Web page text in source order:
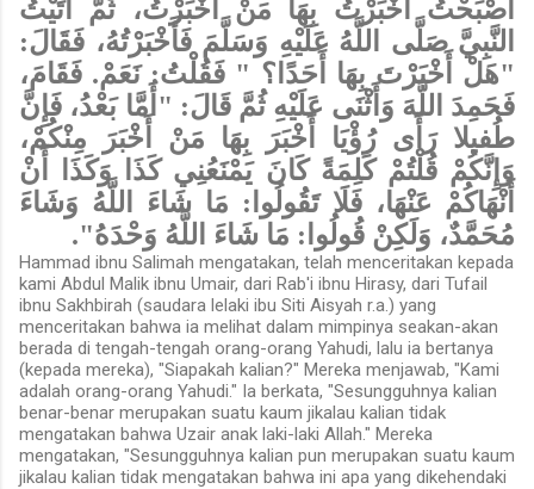
أَصْبَحْتُ أَخْبَرْتُ بِهَا مَنْ أَخْبَرْتُ، ثُمَّ أَتَيْتُ
النَّبِيَّ صَلَّى اللَّهُ عَلَيْهِ وَسَلَّمَ فَأَخْبَرْتُهُ، فَقَالَ:
"هَلْ أَخْبَرْتَ بِهَا أَحَدًا؟ " فَقُلْتُ: نَعَمْ. فَقَامَ،
فَحَمِدَ اللَّهَ وَأَثْنَى عَلَيْهِ ثُمَّ قَالَ: "أَمَّا بَعْدُ، فَإِنَّ
طُفيلا رَأَى رُؤْيَا أَخْبَرَ بِهَا مَنْ أَخْبَرَ مِنْكُمْ،
وَإِنَّكُمْ قُلْتُمْ كَلِمَةً كَانَ يَمْنَعُنِي كَذَا وَكَذَا أَنْ
أَنْهَاكُمْ عَنْهَا، فَلَا تَقُولُوا: مَا شَاءَ اللَّهُ وَشَاءَ
مُحَمَّدٌ، وَلَكِنْ قُولُوا: مَا شَاءَ اللَّهُ وَحْدَهُ".
Hammad ibnu Salimah mengatakan, telah menceritakan kepada
kami Abdul Malik ibnu Umair, dari Rab'i ibnu Hirasy, dari Tufail
ibnu Sakhbirah (saudara lelaki ibu Siti Aisyah r.a.) yang
menceritakan bahwa ia melihat dalam mimpinya seakan-akan
berada di tengah-tengah orang-orang Yahudi, lalu ia bertanya
(kepada mereka), "Siapakah kalian?" Mereka menjawab, "Kami
adalah orang-orang Yahudi." Ia berkata, "Sesungguhnya kalian
benar-benar merupakan suatu kaum jikalau kalian tidak
mengatakan bahwa Uzair anak laki-laki Allah." Mereka
mengatakan, "Sesungguhnya kalian pun merupakan suatu kaum
jikalau kalian tidak mengatakan bahwa ini apa yang dikehendaki